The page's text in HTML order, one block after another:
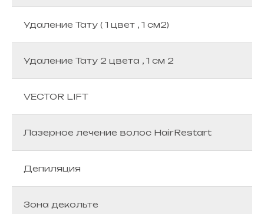
Удаление Тату ( 1 цвет , 1 см2)
Удаление Тату 2 цвета , 1 см 2
VECTOR LIFT
Лазерное лечение волос HairRestart
Депиляция
Зона декольте